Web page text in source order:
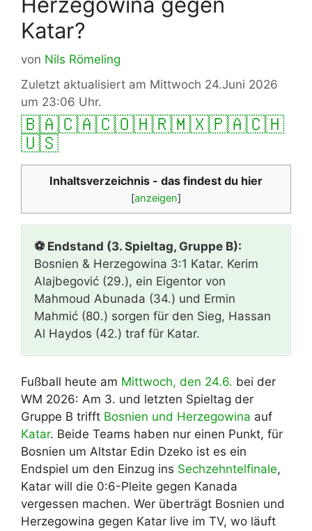
Katar?
von Nils Römeling
Zuletzt aktualisiert am Mittwoch 24.Juni 2026
um 23:06 Uhr.
🇧🇦🇨🇦🇨🇴🇭🇷🇲🇽🇵🇦🇨🇭
🇺🇸
Inhaltsverzeichnis - das findest du hier
[anzeigen]
⚽ Endstand (3. Spieltag, Gruppe B):
Bosnien & Herzegowina 3:1 Katar. Kerim
Alajbegović (29.), ein Eigentor von
Mahmoud Abunada (34.) und Ermin
Mahmić (80.) sorgen für den Sieg, Hassan
Al Haydos (42.) traf für Katar.
Fußball heute am Mittwoch, den 24.6. bei der
WM 2026: Am 3. und letzten Spieltag der
Gruppe B trifft Bosnien und Herzegowina auf
Katar. Beide Teams haben nur einen Punkt, für
Bosnien um Altstar Edin Dzeko ist es ein
Endspiel um den Einzug ins Sechzehntelfinale,
Katar will die 0:6-Pleite gegen Kanada
vergessen machen. Wer überträgt Bosnien und
Herzegowina gegen Katar live im TV, wo läuft